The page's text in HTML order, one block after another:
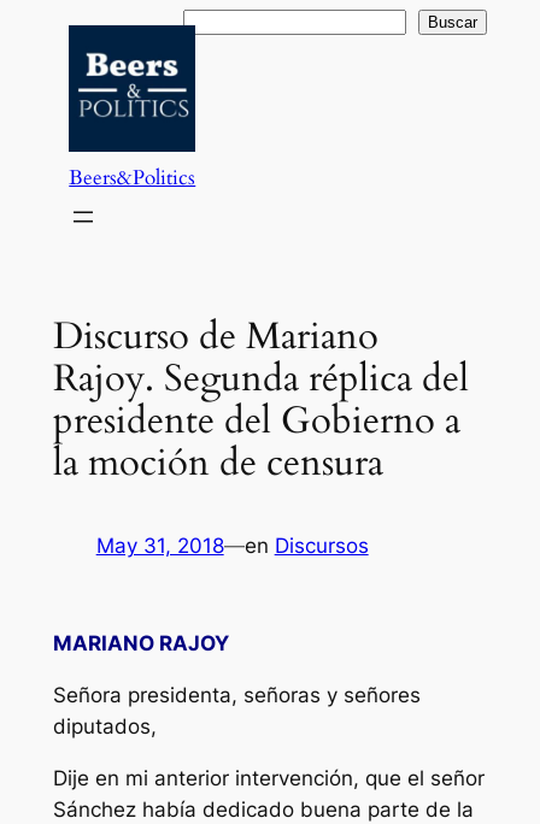
contenido
Buscar Buscar
Beers&Politics
Discurso de Mariano
Rajoy. Segunda réplica del
presidente del Gobierno a
la moción de censura
May 31, 2018—en Discursos
MARIANO RAJOY
Señora presidenta, señoras y señores
diputados,
Dije en mi anterior intervención, que el señor
Sánchez había dedicado buena parte de la